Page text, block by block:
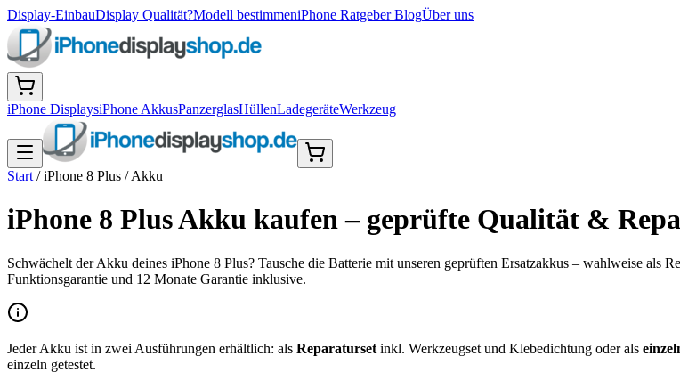
Display-EinbauDisplay Qualität?Modell bestimmeniPhone Ratgeber BlogÜber uns
iPhone DisplaysiPhone AkkusPanzerglasHüllenLadegeräteWerkzeug
Start /iPhone 8 Plus /Akku
iPhone 8 Plus Akku kaufen – geprüfte Qualität &
Schwächelt der Akku deines iPhone 8 Plus? Tausche die Batterie mit unseren geprüften Ersatzakkus – wahlweise als
Funktionsgarantie und 12 Monate Garantie inklusive.
Jeder Akku ist in zwei Ausführungen erhältlich: als Reparaturset inkl. Werkzeugset und Klebedichtung oder als
einzeln getestet.